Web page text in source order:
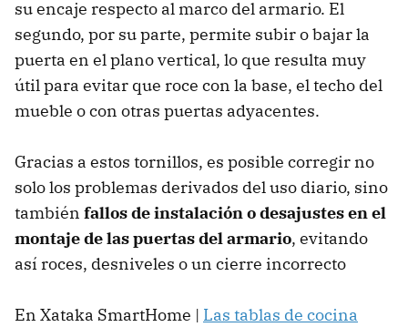
su encaje respecto al marco del armario. El
segundo, por su parte, permite subir o bajar la
puerta en el plano vertical, lo que resulta muy
útil para evitar que roce con la base, el techo del
mueble o con otras puertas adyacentes.
Gracias a estos tornillos, es posible corregir no
solo los problemas derivados del uso diario, sino
también fallos de instalación o desajustes en el
montaje de las puertas del armario, evitando
así roces, desniveles o un cierre incorrecto
En Xataka SmartHome | Las tablas de cocina